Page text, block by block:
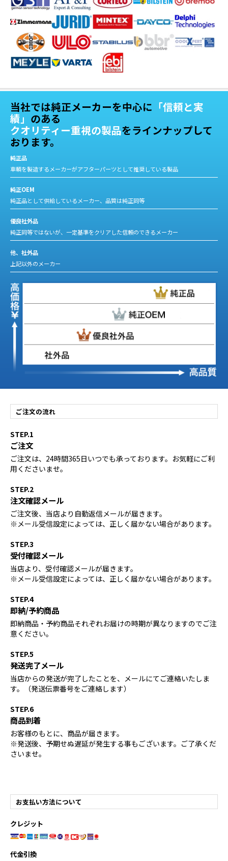
当社では純正メーカーを中心に 「信頼と実
績」 のある
クオリティー重視の製品をラインナップして
おります。
純正品
車輌を製造するメーカーがアフターパーツとして推奨している製品
純正OEM
純正品として供給しているメーカー、品質は純正同等
優良社外品
純正同等ではないが、一定基準をクリアした信頼のできるメーカー
他、社外品
上記以外のメーカー
ご注文の流れ
STEP.1
ご注文
ご注文は、24時間365日いつでも承っております。お気軽にご利
用くださいませ。
STEP.2
注文確認メール
ご注文後、当店より自動返信メールが届きます。
※メール受信設定によっては、正しく届かない場合があります。
STEP.3
受付確認メール
当店より、受付確認メールが届きます。
※メール受信設定によっては、正しく届かない場合があります。
STEP.4
即納/予約商品
即納商品・予約商品それぞれお届けの時期が異なりますのでご注
意ください。
STEP.5
発送完了メール
当店からの発送が完了したことを、メールにてご連絡いたしま
す。（発送伝票番号をご連絡します）
STEP.6
商品到着
お客様のもとに、商品が届きます。
※発送後、予期せぬ遅延が発生する事もございます。ご了承くだ
さいませ。
お支払い方法について
クレジット
代金引換